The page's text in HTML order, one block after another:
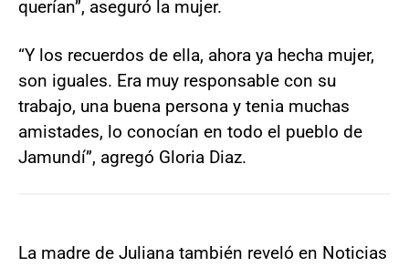
querían”, aseguró la mujer.
“Y los recuerdos de ella, ahora ya hecha mujer,
son iguales. Era muy responsable con su
trabajo, una buena persona y tenia muchas
amistades, lo conocían en todo el pueblo de
Jamundí”, agregó Gloria Diaz.
La madre de Juliana también reveló en Noticias